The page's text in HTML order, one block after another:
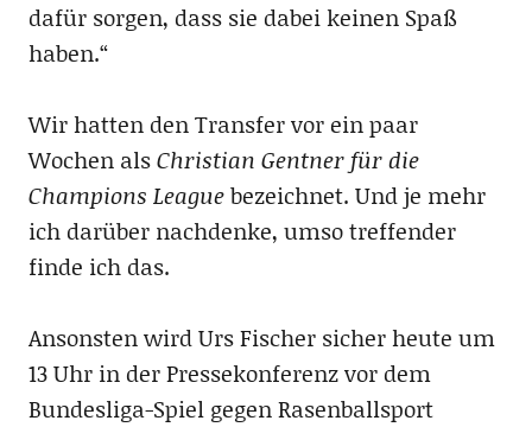
dafür sorgen, dass sie dabei keinen Spaß
haben.“
Wir hatten den Transfer vor ein paar
Wochen alsChristian Gentner für die
Champions Leaguebezeichnet. Und je mehr
ich darüber nachdenke, umso treffender
finde ich das.
Ansonsten wird Urs Fischer sicher heute um
13 Uhr in der Pressekonferenz vor dem
Bundesliga-Spiel gegen Rasenballsport